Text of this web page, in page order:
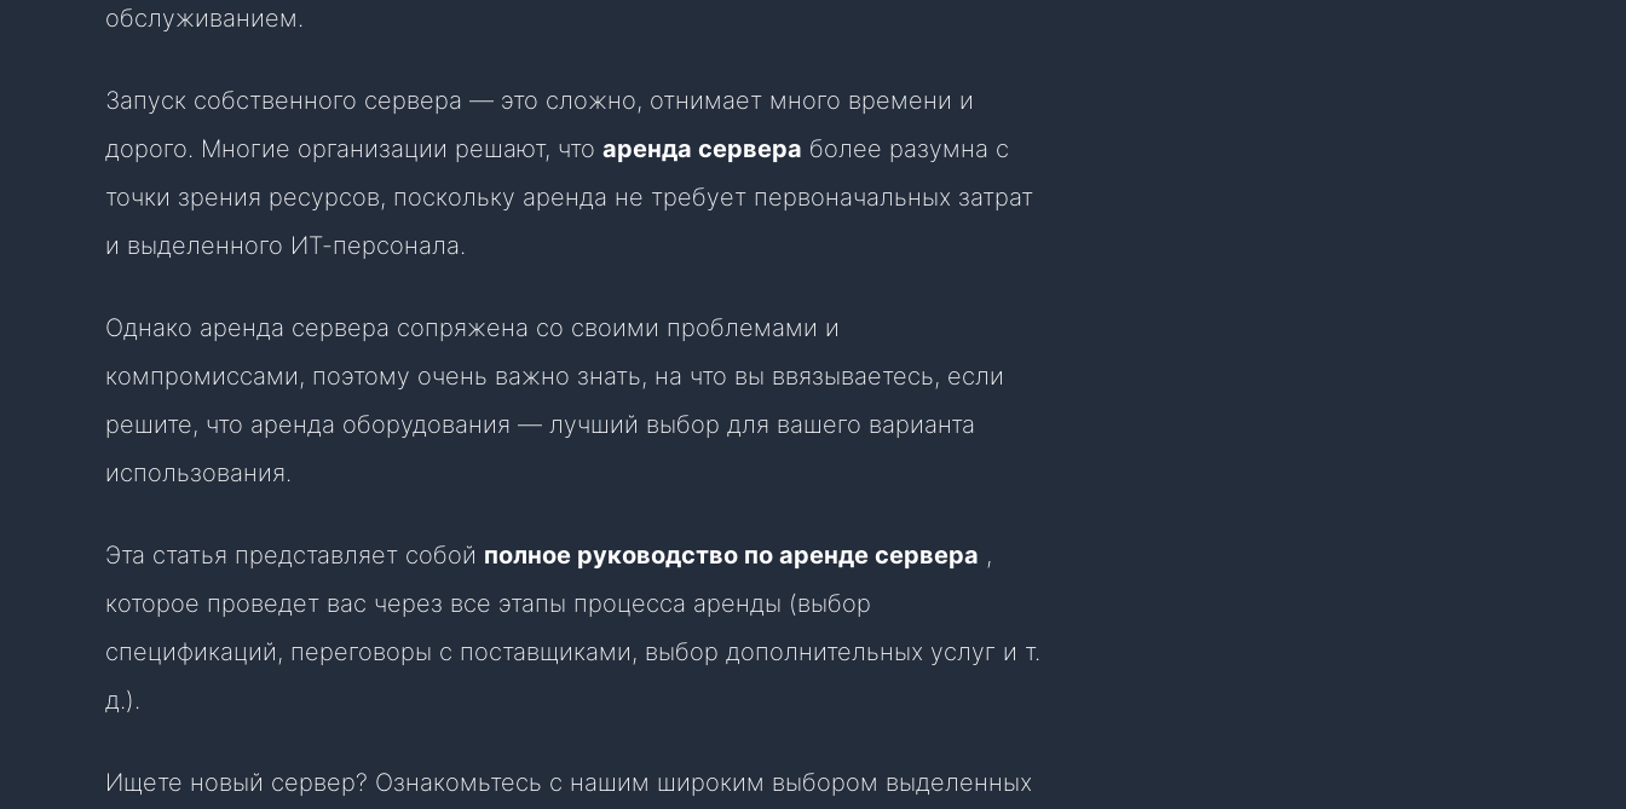
обслуживанием.
Запуск собственного сервера — это сложно, отнимает много времени и
дорого. Многие организации решают, что аренда сервера более разумна с
точки зрения ресурсов, поскольку аренда не требует первоначальных затрат
и выделенного ИТ-персонала.
Однако аренда сервера сопряжена со своими проблемами и
компромиссами, поэтому очень важно знать, на что вы ввязываетесь, если
решите, что аренда оборудования — лучший выбор для вашего варианта
использования.
Эта статья представляет собой полное руководство по аренде сервера ,
которое проведет вас через все этапы процесса аренды (выбор
спецификаций, переговоры с поставщиками, выбор дополнительных услуг и т.
д.).
Ищете новый сервер? Ознакомьтесь с нашим широким выбором выделенных